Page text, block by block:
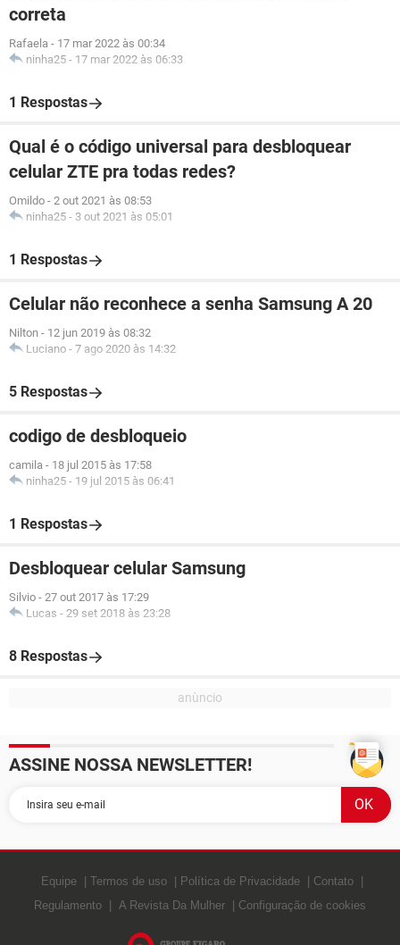
correta
Rafaela - 17 mar 2022 às 00:34
ninha25 - 17 mar 2022 às 06:33
1 Respostas
Qual é o código universal para desbloquear
celular ZTE pra todas redes?
Omildo - 2 out 2021 às 08:53
ninha25 - 3 out 2021 às 05:01
1 Respostas
Celular não reconhece a senha Samsung A 20
Nilton - 12 jun 2019 às 08:32
Luciano - 7 ago 2020 às 14:32
5 Respostas
codigo de desbloqueio
camila - 18 jul 2015 às 17:58
ninha25 - 19 jul 2015 às 06:41
1 Respostas
Desbloquear celular Samsung
Silvio - 27 out 2017 às 17:29
Lucas - 29 set 2018 às 23:28
8 Respostas
ASSINE NOSSA NEWSLETTER!
Equipe Termos de uso Política de Privacidade
Contato
Regulamento
A Revista Da Mulher Configuração de cookies